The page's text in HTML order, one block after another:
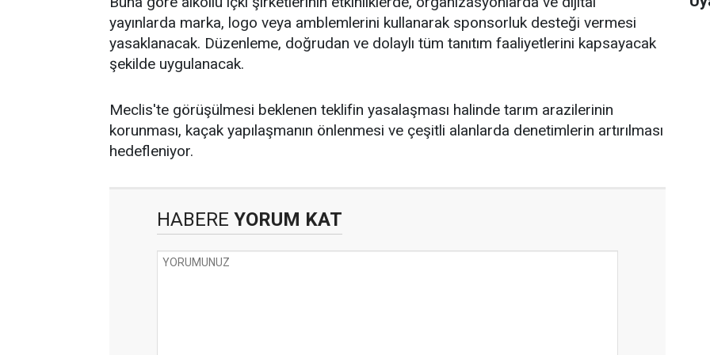
yayınlarda marka, logo veya amblemlerini kullanarak sponsorluk desteği vermesi
yasaklanacak. Düzenleme, doğrudan ve dolaylı tüm tanıtım faaliyetlerini kapsayacak
şekilde uygulanacak.
Meclis'te görüşülmesi beklenen teklifin yasalaşması halinde tarım arazilerinin
korunması, kaçak yapılaşmanın önlenmesi ve çeşitli alanlarda denetimlerin artırılması
hedefleniyor.
HABERE YORUM KAT